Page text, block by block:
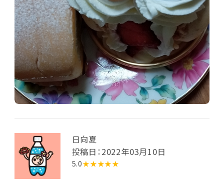
日向夏
投稿日：2022年03月10日
5.0★★★★★